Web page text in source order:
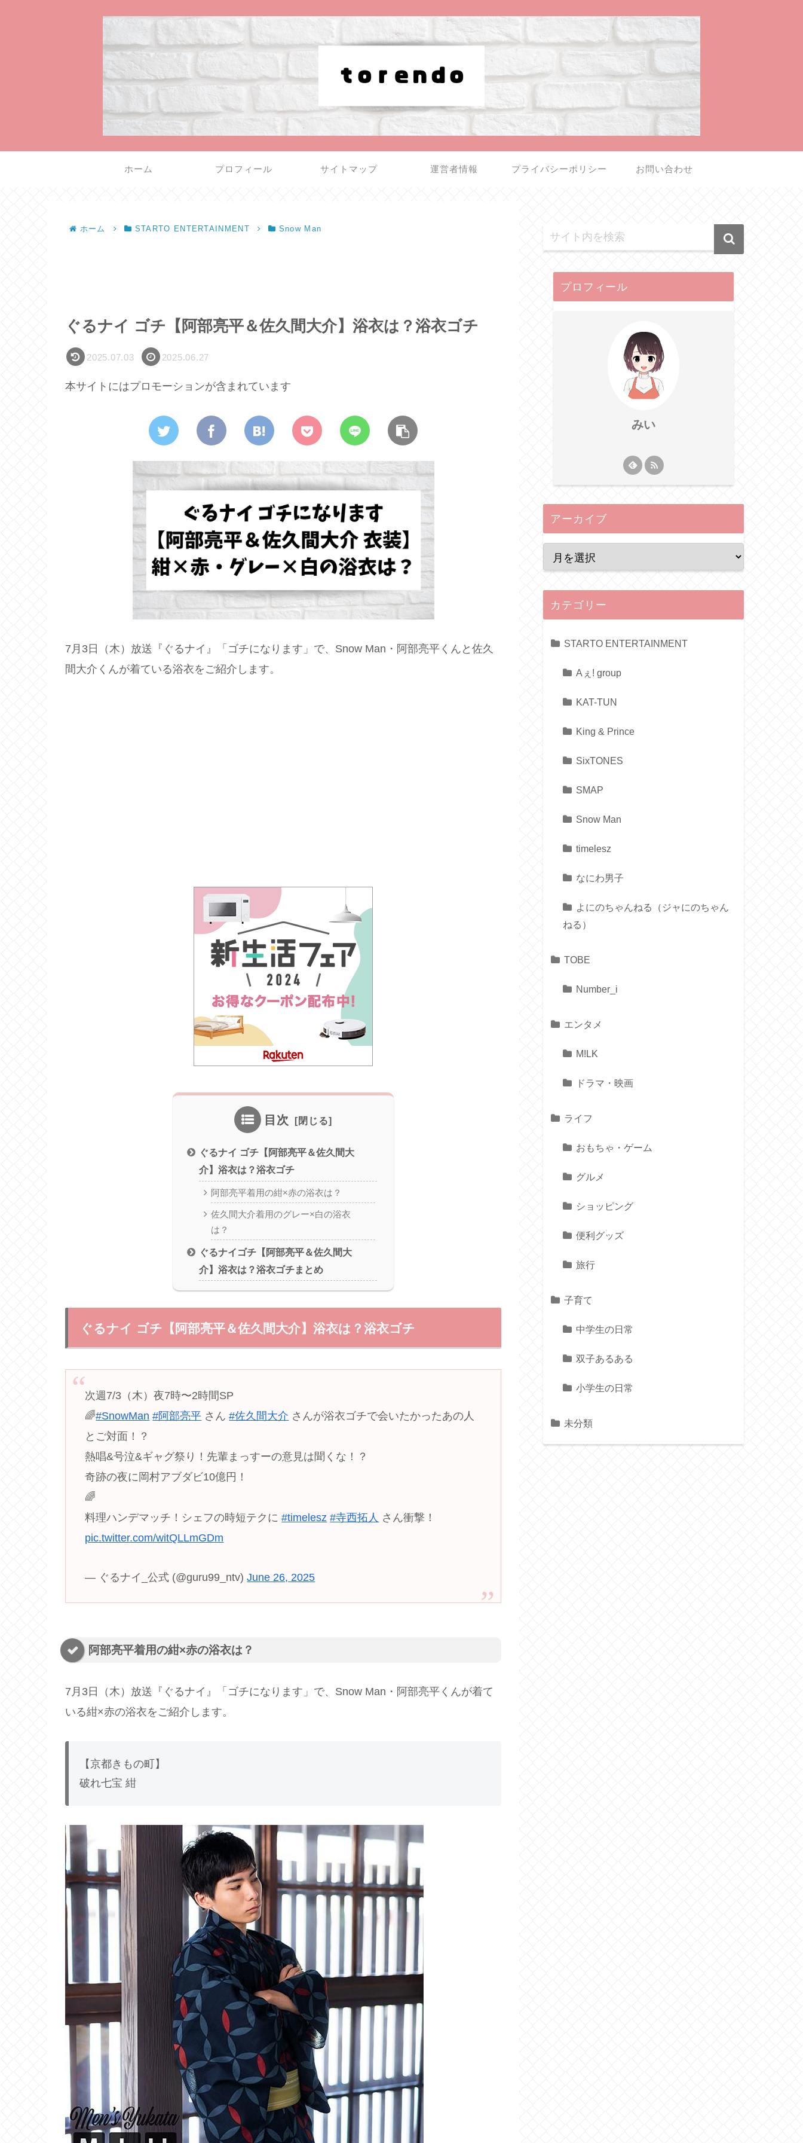
ホーム プロフィール サイトマップ 運営者情報 プライバシーポリシー お問い合わせ
ホーム STARTO ENTERTAINMENT Snow Man
ぐるナイ ゴチ【阿部亮平＆佐久間大介】浴衣は？浴衣ゴチ
2025.07.03 2025.06.27
本サイトにはプロモーションが含まれています
7月3日（木）放送『ぐるナイ』「ゴチになります」で、Snow Man・阿部亮平くんと佐久
間大介くんが着ている浴衣をご紹介します。
目次
ぐるナイ ゴチ【阿部亮平＆佐久間大
介】浴衣は？浴衣ゴチ
阿部亮平着用の紺×赤の浴衣は？
佐久間大介着用のグレー×白の浴衣
は？
ぐるナイゴチ【阿部亮平＆佐久間大
介】浴衣は？浴衣ゴチまとめ
ぐるナイ ゴチ【阿部亮平＆佐久間大介】浴衣は？浴衣ゴチ
次週7/3（木）夜7時〜2時間SP
🌈#SnowMan #阿部亮平 さん#佐久間大介 さんが浴衣ゴチで会いたかったあの人
とご対面！？
熱唱&号泣&ギャグ祭り！先輩まっすーの意見は聞くな！？
奇跡の夜に岡村アブダビ10億円！
🌈
料理ハンデマッチ！シェフの時短テクに#timelesz #寺西拓人 さん衝撃！
pic.twitter.com/witQLLmGDm
— ぐるナイ_公式 (@guru99_ntv)June 26, 2025
阿部亮平着用の紺×赤の浴衣は？
7月3日（木）放送『ぐるナイ』「ゴチになります」で、Snow Man・阿部亮平くんが着て
いる紺×赤の浴衣をご紹介します。
【京都きもの町】
破れ七宝 紺
プロフィール
みい
アーカイブ
カテゴリー
STARTO ENTERTAINMENT
Aぇ! group
KAT-TUN
King & Prince
SixTONES
SMAP
Snow Man
timelesz
なにわ男子
よにのちゃんねる（ジャにのちゃん
ねる）
TOBE
Number_i
エンタメ
M!LK
ドラマ・映画
ライフ
おもちゃ・ゲーム
グルメ
ショッピング
便利グッズ
旅行
子育て
中学生の日常
双子あるある
小学生の日常
未分類